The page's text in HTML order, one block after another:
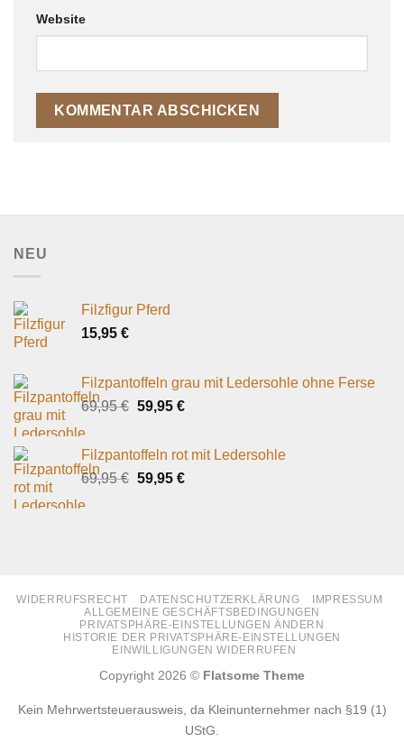
Website
NEU
Filzfigur Pferd
15,95 €
Filzpantoffeln grau mit Ledersohle ohne Ferse
69,95€ Ursprünglicher
69,95 €
59,95 €Aktueller
59,95 €.
Filzpantoffeln rot mit Ledersohle
69,95€ Ursprünglicher
59,95 €Aktueller
WIDERRUFSRECHT DATENSCHUTZERKLÄRUNG
IMPRESSUM
ALLGEMEINE GESCHÄFTSBEDINGUNGEN
PRIVATSPHÄRE-EINSTELLUNGEN ÄNDERN
HISTORIE DER PRIVATSPHÄRE-EINSTELLUNGEN
EINWILLIGUNGEN WIDERRUFEN
Copyright 2026 © Flatsome Theme
Kein Mehrwertsteuerausweis, da Kleinunternehmer nach §19 (1)
UStG.